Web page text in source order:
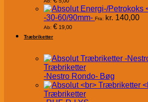
-30-60/90mm- Fra: kr. 140,00
Ab: € 19,00
Træbriketter
Træbriketter
-Nestro Rondo- Bøg
Træbriketter